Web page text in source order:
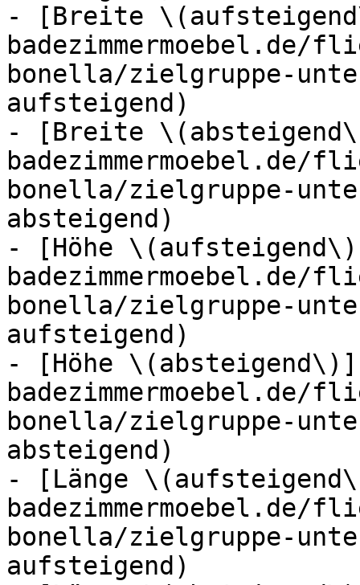
- [Breite
bonella/zielgruppe-
aufsteigend)
- [Breite
bonella/zielgruppe-
absteigend)
- [Höhe
bonella/zielgruppe-
aufsteigend)
- [Höhe
bonella/zielgruppe-
absteigend)
- [Länge
bonella/zielgruppe-
aufsteigend)